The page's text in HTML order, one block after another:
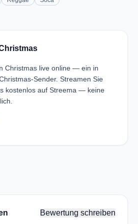
Christmas live online — ein in
Sender. Streamen Sie
kostenlos auf Streema — keine
Bewertung schreiben